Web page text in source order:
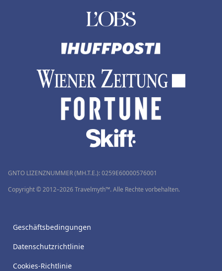
GNTO LIZENZNUMMER (MH.T.E.): 0259Ε60000576001
Copyright © 2012–2026 Travelmyth™. Alle Rechte vorbehalten.
Geschäftsbedingungen
Datenschutzrichtlinie
Cookies-Richtlinie